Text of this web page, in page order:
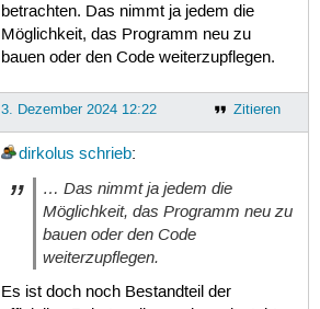
betrachten. Das nimmt ja jedem die
Möglichkeit, das Programm neu zu
bauen oder den Code weiterzupflegen.
Zitieren
3. Dezember 2024 12:22
dirkolus schrieb:
… Das nimmt ja jedem die
Möglichkeit, das Programm neu zu
bauen oder den Code
weiterzupflegen.
Es ist doch noch Bestandteil der